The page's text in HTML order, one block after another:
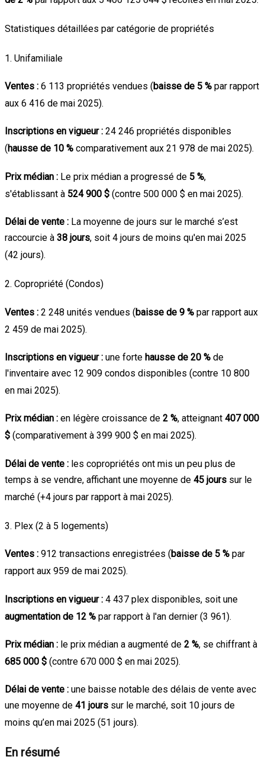
Statistiques détaillées par catégorie de propriétés
1. Unifamiliale
Ventes : 6 113 propriétés vendues (baisse de 5 % par rapport
aux 6 416 de mai 2025).
Inscriptions en vigueur : 24 246 propriétés disponibles
(hausse de 10 % comparativement aux 21 978 de mai 2025).
Prix médian : Le prix médian a progressé de 5 %,
s'établissant à 524 900 $ (contre 500 000 $ en mai 2025).
Délai de vente : La moyenne de jours sur le marché s’est
raccourcie à 38 jours, soit 4 jours de moins qu'en mai 2025
(42 jours).
2. Copropriété (Condos)
Ventes : 2 248 unités vendues (baisse de 9 % par rapport aux
2 459 de mai 2025).
Inscriptions en vigueur : une forte hausse de 20 % de
l'inventaire avec 12 909 condos disponibles (contre 10 800
en mai 2025).
Prix médian : en légère croissance de 2 %, atteignant 407 000
$ (comparativement à 399 900 $ en mai 2025).
Délai de vente : les copropriétés ont mis un peu plus de
temps à se vendre, affichant une moyenne de 45 jours sur le
marché (+4 jours par rapport à mai 2025).
3. Plex (2 à 5 logements)
Ventes : 912 transactions enregistrées ( baisse de 5 % par
rapport aux 959 de mai 2025).
Inscriptions en vigueur : 4 437 plex disponibles, soit une
augmentation de 12 % par rapport à l'an dernier (3 961).
Prix médian : le prix médian a augmenté de 2 %, se chiffrant à
685 000 $ (contre 670 000 $ en mai 2025).
Délai de vente : une baisse notable des délais de vente avec
une moyenne de 41 jours sur le marché, soit 10 jours de
moins qu’en mai 2025 (51 jours).
En résumé